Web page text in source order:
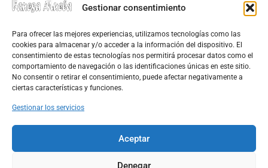
Gestionar consentimiento
Para ofrecer las mejores experiencias, utilizamos tecnologías como las
cookies para almacenar y/o acceder a la información del dispositivo. El
consentimiento de estas tecnologías nos permitirá procesar datos como el
comportamiento de navegación o las identificaciones únicas en este sitio.
No consentir o retirar el consentimiento, puede afectar negativamente a
ciertas características y funciones.
Gestionar los servicios
Aceptar
Denegar
info@vanesamuela.es
Tfno. 659 813 899
Youtube